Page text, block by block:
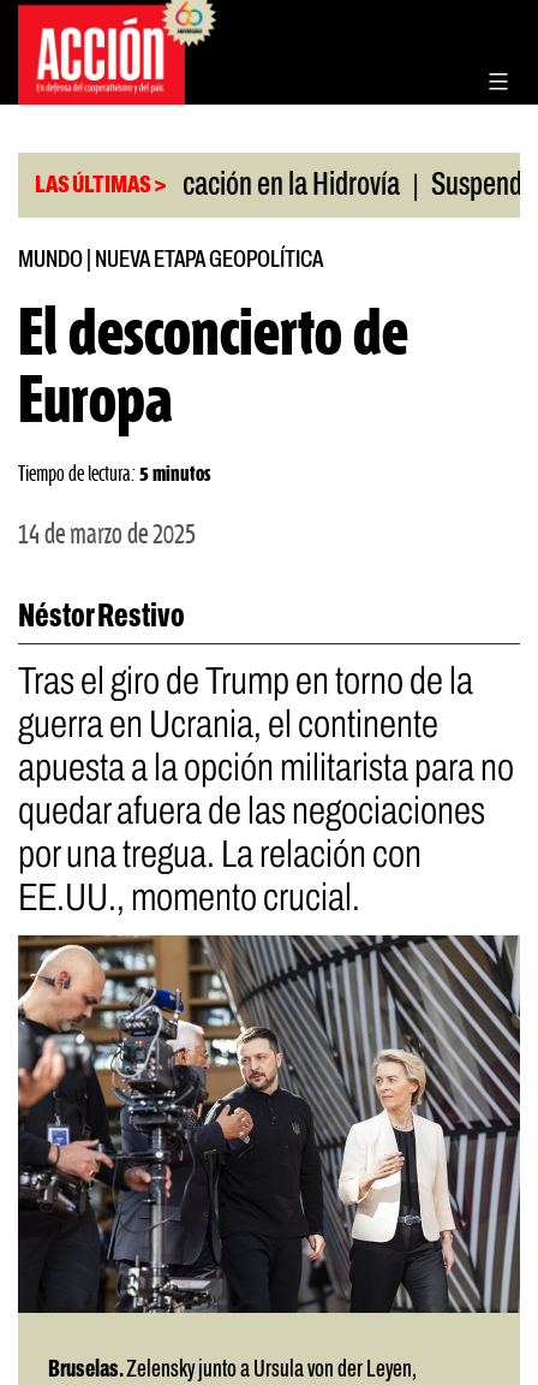
Saltar
contenido
LAS ÚLTIMAS >
Bonificación en la Hidrovía | Suspenden
MUNDO NUEVA ETAPA GEOPOLÍTICA
El desconcierto de
Europa
Tiempo de lectura: 5 minutos
14 de marzo de 2025
Néstor Restivo
Tras el giro de Trump en torno de la
guerra en Ucrania, el continente
apuesta a la opción militarista para no
quedar afuera de las negociaciones
por una tregua. La relación con
EE.UU., momento crucial.
Bruselas.Zelensky junto a Ursula von der Leyen,